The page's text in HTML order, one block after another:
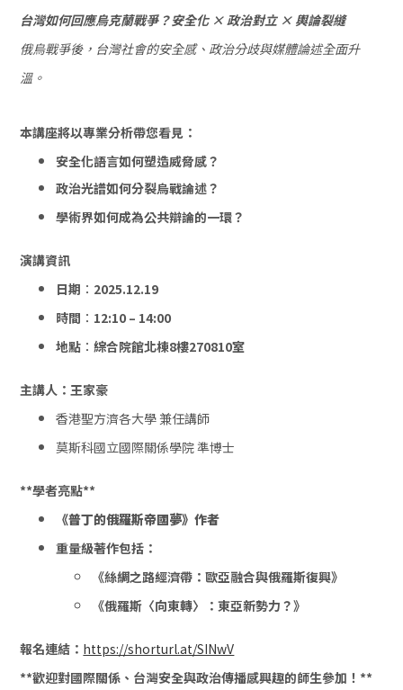
台灣如何回應烏克蘭戰爭？安全化 × 政治對立 × 輿論裂縫
俄烏戰爭後，台灣社會的安全感、政治分歧與媒體論述全面升
溫。
本講座將以專業分析帶您看見：
安全化語言如何塑造威脅感？
政治光譜如何分裂烏戰論述？
學術界如何成為公共辯論的一環？
演講資訊
日期 ： 2025.12.19
時間 ： 12:10 – 14:00
地點 ：綜合院館北棟8樓270810室
主講人： 王家豪
香港聖方濟各大學 兼任講師
莫斯科國立國際關係學院 準博士
**學者亮點**
《普丁的俄羅斯帝國夢》作者
重量級著作包括：
《絲綢之路經濟帶：歐亞融合與俄羅斯復興》
《俄羅斯〈向東轉〉：東亞新勢力？》
報名連結： https://shorturl.at/SINwV
**歡迎對國際關係、台灣安全與政治傳播感興趣的師生參加！**